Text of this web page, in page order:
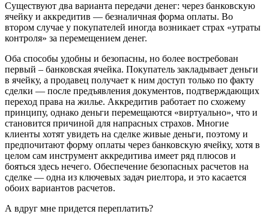
Существуют два варианта передачи денег: через банковскую
ячейку и аккредитив — безналичная форма оплаты. Во
втором случае у покупателей иногда возникает страх «утраты
контроля» за перемещением денег.
Оба способы удобны и безопасны, но более востребован
первый – банковская ячейка. Покупатель закладывает деньги
в ячейку, а продавец получает к ним доступ только по факту
сделки — после предъявления документов, подтверждающих
переход права на жилье. Аккредитив работает по схожему
принципу, однако деньги перемещаются «виртуально», что и
становится причиной для напрасных страхов. Многие
клиенты хотят увидеть на сделке живые деньги, поэтому и
предпочитают форму оплаты через банковскую ячейку, хотя в
целом сам инструмент аккредитива имеет ряд плюсов и
бояться здесь нечего. Обеспечение безопасных расчетов на
сделке — одна из ключевых задач риелтора, и это касается
обоих вариантов расчетов.
А вдруг мне придется переплатить?